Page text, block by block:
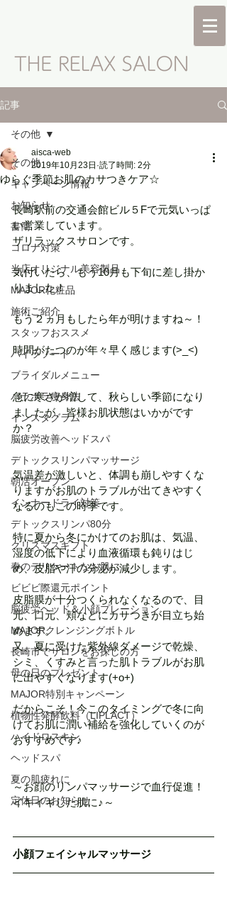
記事
その他
キャンペーン情報
お知らせ
書簡
コロナ対策
当店オリジナル美容製品
MAJOR化粧品
施術ご紹介
スタッフおススメ
パイラソード
ブライダルメニュー
パラボラ痩身法
インスタグラム
脳疲労改善ヘッドスパ
デトックスリンパマッサージ
朝活オープン
インナードライ対策
デトックスリンパ80分
クリスマスギフト
春のデリケートなお肌に
ビビビ際還元ポイント
脳疲労ヘッド＆小顔プレーション
MAJORクレンジングボトル
長崎市でサロンをお探しの方
母の日のプレゼント
MAJOR特別キャンペーン
植物性発酵飲料（LIPLACT）
ハイドロスキン
ヘッドスパ
夏の肌疲れに
定休日のお知らせ
その他
ゆらぐ季節お肌のカサつきケア☆
aisca-web
2019年10月23日 読了時間: 2分
長崎駅前の交通会館ビル５Fで元気いっぱ
い営業しています。
ザリラックスサロンです。
気付いたら、もう10月も下旬に差し掛か
りました！
もう２ヵ月もしたら年が明けますね～！
時間がたつのが年々早く感じます(>_<)
急に寒さが増して、秋らしい季節になり
ましたが、皆様お肌状態はいかがです
か？
気温差が激しいと、体調も崩しやすくな
りますがお肌のトラブルが出てきやすく
なるのもこの時季です。
特に夏から冬にかけてのお肌は、気温、
湿度の低下により血液循環も鈍りはじ
め、皮脂や汗の分泌が減少します。
皮脂膜が十分つくられなくなるので、目
元、口元、頬などにカサつきが目立ち始
めます。
又、夏に受けた紫外線ダメージで乾燥、
シミ、くすみと言った肌トラブルがお肌
に出やすくなります(+o+)
だからこそ！今このタイミングで冬に向
けてお肌に潤い補給を強化していくのが
おすすめです♪
～お顔のリンパマッサージで血行促進！
イキイキした肌に♪～
小顔フェイシャルマッサージ